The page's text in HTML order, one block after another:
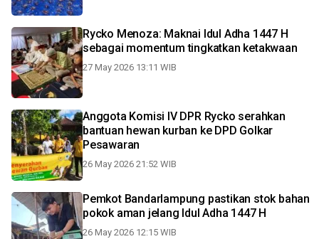
Rycko Menoza: Maknai Idul Adha 1447 H
sebagai momentum tingkatkan ketakwaan
27 May 2026 13:11 WIB
Anggota Komisi IV DPR Rycko serahkan
bantuan hewan kurban ke DPD Golkar
Pesawaran
26 May 2026 21:52 WIB
Pemkot Bandarlampung pastikan stok bahan
pokok aman jelang Idul Adha 1447 H
26 May 2026 12:15 WIB